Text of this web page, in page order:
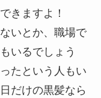
きますよ！
いとか、職場で
いるでしょう
たという人もい
だけの黒髪なら